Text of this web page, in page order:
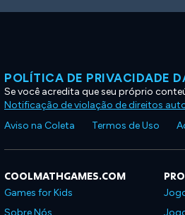
POLÍTICA DE PRIVACIDADE
Se você acredita que seu próprio
Notificação de violação de direitos
Aviso na Coleta
Termos de Uso
COOLMATHGAMES.COM
Games for Kids
Sobre Nós